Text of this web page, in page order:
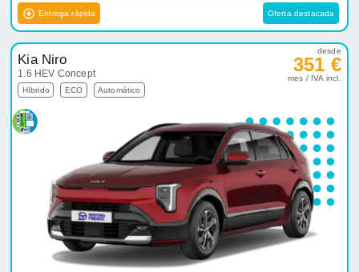
Entrega rápida Oferta destacada
Kia Niro
1.6 HEV Concept
Híbrido ECO Automático
desde
351 €
mes / IVA incl.